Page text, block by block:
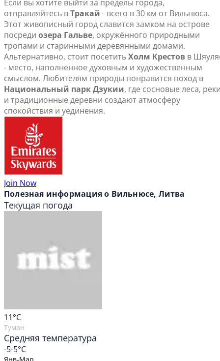
Если вы хотите выйти за пределы города,
отправляйтесь вТракай - всего в 30 км от Вильнюса.
Этот живописный город славится замком на острове
посреди озера Гальве, окружённого природными
тропами и старинными деревянными домами.
Альтернативно, стоит посетитьХолм Крестов в
- место, наполненное духовным и художественным
смыслом. Любителям природы понравится поход в
Национальный парк Дзукии, где сосновые леса,
и традиционные деревни создают атмосферу
спокойствия и уединения.
Join Now
Полезная информация о Вильнюсе, Литва
Текущая погода
11°C
Туман
Средняя температура
-5-5°C